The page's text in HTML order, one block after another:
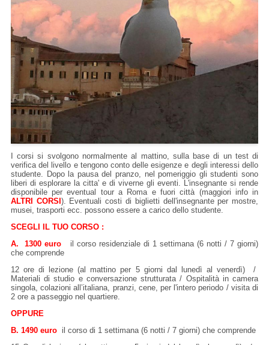
I corsi si svolgono normalmente al mattino, sulla base di un test di
verifica del livello e tengono conto delle esigenze e degli interessi dello
studente. Dopo la pausa del pranzo, nel pomeriggio gli studenti sono
liberi di esplorare la citta' e di viverne gli eventi. L'insegnante si rende
disponibile per eventual tour a Roma e fuori città (maggiori info in
ALTRI CORSI ). Eventuali costi di biglietti dell'insegnante per mostre,
musei, trasporti ecc. possono essere a carico dello studente.
SCEGLI IL TUO CORSO :
A. 1300 euro il corso residenziale di 1 settimana (6 notti / 7 giorni)
che comprende
12 ore di lezione (al mattino per 5 giorni dal lunedì al venerdì) /
Materiali di studio e conversazione strutturata / Ospitalità in camera
singola, colazioni all’italiana, pranzi, cene, per l'intero periodo / visita di
2 ore a passeggio nel quartiere.
OPPURE
B. 1490 euro il corso di 1 settimana (6 notti / 7 giorni) che comprende